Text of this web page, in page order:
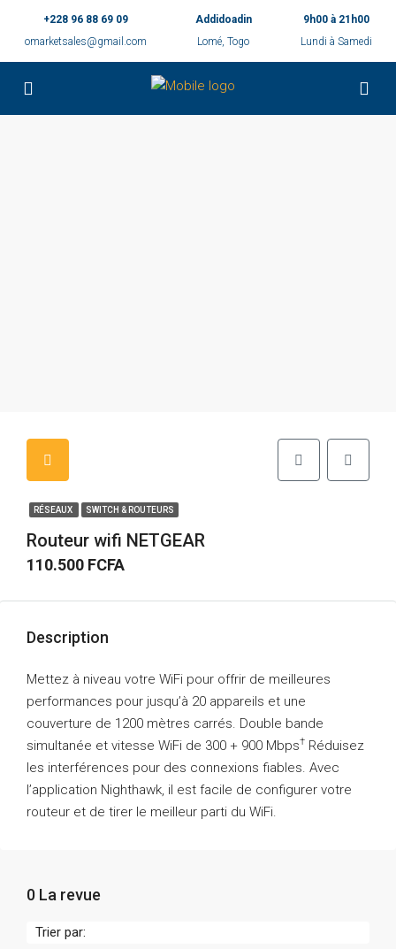
+228 96 88 69 09
omarketsales@gmail.com
Addidoadin
Lomé, Togo
9h00 à 21h00
Lundi à Samedi
RÉSEAUX SWITCH & ROUTEURS
Routeur wifi NETGEAR
110.500 FCFA
Description
Mettez à niveau votre WiFi pour offrir de meilleures
performances pour jusqu’à 20 appareils et une
couverture de 1200 mètres carrés. Double bande
simultanée et vitesse WiFi de 300 + 900 Mbps† Réduisez
les interférences pour des connexions fiables. Avec
l’application Nighthawk, il est facile de configurer votre
routeur et de tirer le meilleur parti du WiFi.
0 La revue
Trier par: